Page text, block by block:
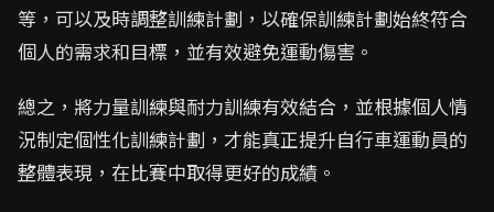
等，可以及時調整訓練計劃，以確保訓練計劃始終符合
個人的需求和目標，並有效避免運動傷害。
總之，將力量訓練與耐力訓練有效結合，並根據個人情
況制定個性化訓練計劃，才能真正提升自行車運動員的
整體表現，在比賽中取得更好的成績。